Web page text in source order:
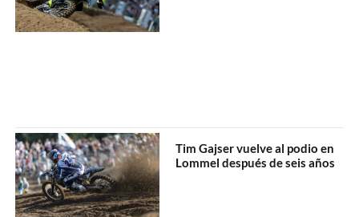
Tim Gajser vuelve al podio en
Lommel después de seis años